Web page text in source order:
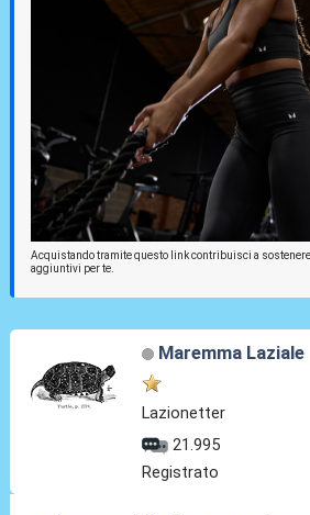
Acquistando tramite questo link contribuisci a
aggiuntivi per te.
Maremma Laziale
Lazionetter
21.995
Registrato